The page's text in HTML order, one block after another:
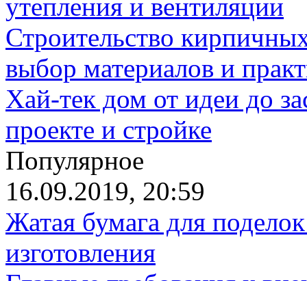
утепления и вентиляции
Строительство
выбор материалов и
Хай-тек дом от идеи до
проекте и стройке
Популярное
16.09.2019, 20:59
Жатая бумага для
изготовления